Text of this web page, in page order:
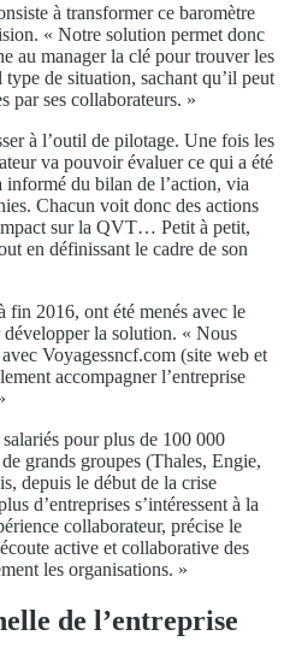
à transformer ce baromètre
« Notre solution permet donc
au manager la clé pour trouver les
de situation, sachant qu’il peut
par ses collaborateurs. »
à l’outil de pilotage. Une fois les
va pouvoir évaluer ce qui a été
informé du bilan de l’action, via
Chacun voit donc des actions
sur la QVT… Petit à petit,
en définissant le cadre de son
2016, ont été menés avec le
la solution. « Nous
Voyagessncf.com (site web et
accompagner l’entreprise
pour plus de 100 000
grands groupes (Thales, Engie,
depuis le début de la crise
d’entreprises s’intéressent à la
collaborateur, précise le
active et collaborative des
les organisations. »
de l’entreprise